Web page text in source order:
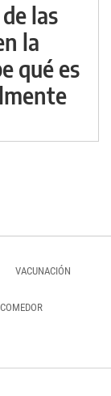
las
la
qué es
VACUNACIÓN